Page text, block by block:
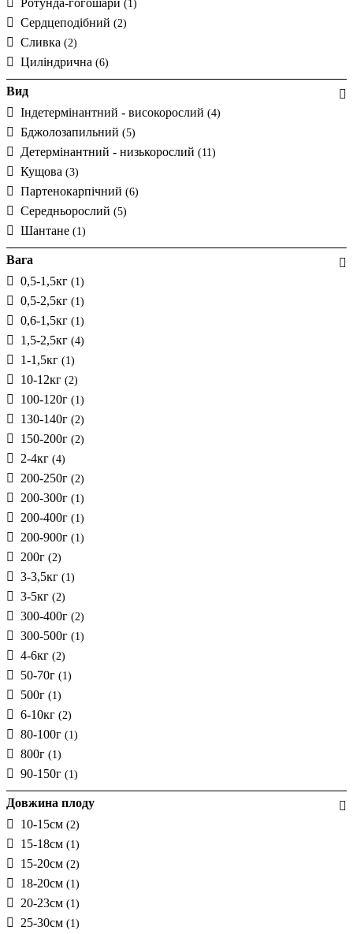
(1)
Сердцеподібний (2)
Сливка (2)
Циліндрична (6)
Вид
Індетермінантний - високорослий (4)
Бджолозапильний (5)
Детермінантний - низькорослий (11)
Кущова (3)
Партенокарпічний (6)
Середньорослий (5)
Шантане (1)
Вага
0,5-1,5кг (1)
0,5-2,5кг (1)
0,6-1,5кг (1)
1,5-2,5кг (4)
1-1,5кг (1)
10-12кг (2)
100-120г (1)
130-140г (2)
150-200г (2)
2-4кг (4)
200-250г (2)
200-300г (1)
200-400г (1)
200-900г (1)
200г (2)
3-3,5кг (1)
3-5кг (2)
300-400г (2)
300-500г (1)
4-6кг (2)
50-70г (1)
500г (1)
6-10кг (2)
80-100г (1)
800г (1)
90-150г (1)
Довжина плоду
10-15см (2)
15-18см (1)
15-20см (2)
18-20см (1)
20-23см (1)
25-30см (1)